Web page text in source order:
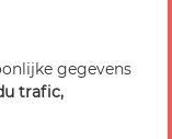
— Alle rechten
gegevens
trafic,